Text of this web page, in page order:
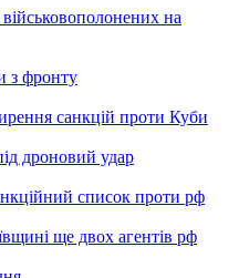
на
з фронту
санкцій проти Куби
дроновий удар
список проти рф
ще двох агентів рф